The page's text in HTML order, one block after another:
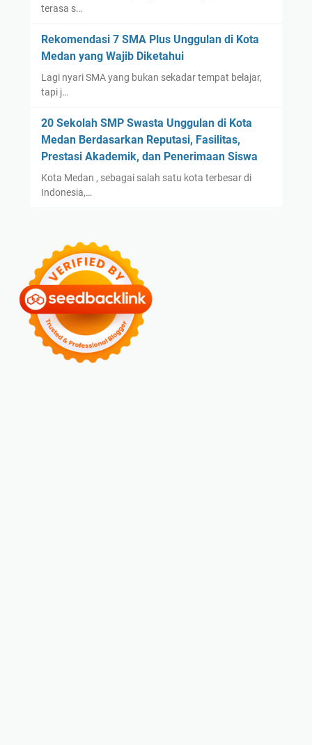
terasa s…
Rekomendasi 7 SMA Plus Unggulan di Kota
Medan yang Wajib Diketahui
Lagi nyari SMA yang bukan sekadar tempat belajar,
tapi j…
20 Sekolah SMP Swasta Unggulan di Kota
Medan Berdasarkan Reputasi, Fasilitas,
Prestasi Akademik, dan Penerimaan Siswa
Kota Medan , sebagai salah satu kota terbesar di
Indonesia,…